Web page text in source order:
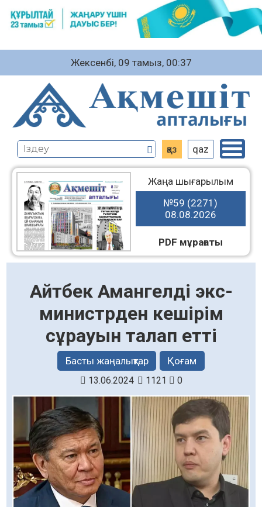
Жексенбі, 09 тамыз, 00:37
қаз qaz
Жаңа шығарылым
№59 (2271)
08.08.2026
PDF мұрағаты
Айтбек Амангелді экс-
министрден кешірім
сұрауын талап етті
Басты жаңалықтар Қоғам
13.06.2024 1121 0